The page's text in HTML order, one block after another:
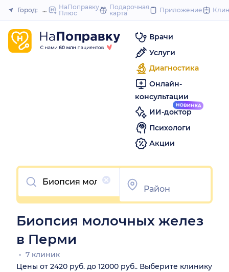
to
Закрыть
Город: ПермьНаПоправку
Плюс
Подарочная
карта
Приложение
Врачи
Услуги
Диагностика
Онлайн-
консультации
ИИ-доктор
Психологи
Акции
Очистить
Биопсия молочных желез
в Перми
7 клиник
Цены от 2420 руб. до 12000 руб.. Выберите клинику